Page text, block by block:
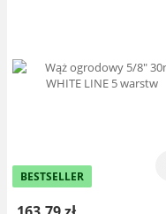
BESTSELLER